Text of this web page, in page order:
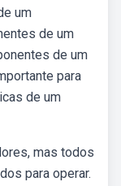
um
de um
de um
para
de um
mas todos
para operar.